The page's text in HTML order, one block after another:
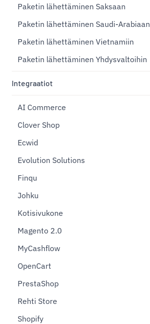
Paketin lähettäminen Saksaan
Paketin lähettäminen Saudi-Arabiaan
Paketin lähettäminen Vietnamiin
Paketin lähettäminen Yhdysvaltoihin
Integraatiot
AI Commerce
Clover Shop
Ecwid
Evolution Solutions
Finqu
Johku
Kotisivukone
Magento 2.0
MyCashflow
OpenCart
PrestaShop
Rehti Store
Shopify